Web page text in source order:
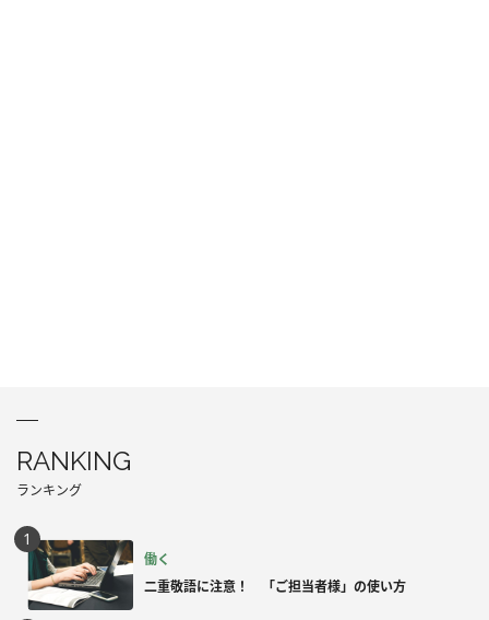
RANKING
ランキング
働く
二重敬語に注意！ 「ご担当者様」の使い方